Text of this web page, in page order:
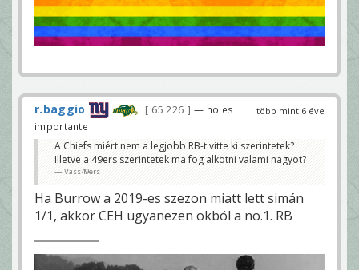
több mint 6 éve
r.baggio 65 226
— no es
importante
A Chiefs miért nem a legjobb RB-t vitte ki szerintetek?
Illetve a 49ers szerintetek ma fog alkotni valami nagyot?
Vass49ers
Ha Burrow a 2019-es szezon miatt lett simán
1/1, akkor CEH ugyanezen okból a no.1. RB